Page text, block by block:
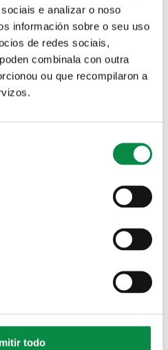
e analizar o noso
información sobre o seu uso
de redes sociais,
combinala con outra
ou que recompilaron a
todo
Convenios y pactos
laborales
Representación del personal
excrementos
de la importancia de la
caninos y evitar convertir las
la ciudadanía poseedora de